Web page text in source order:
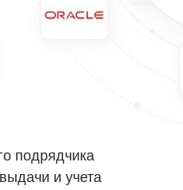
подрядчика
и учета